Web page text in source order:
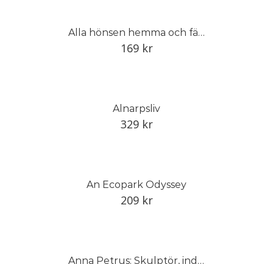
Alla hönsen hemma och färska ägg i köket
169 kr
Alnarpsliv
329 kr
An Ecopark Odyssey
209 kr
Anna Petrus: Skulptör, industrikonstnär och pionjär